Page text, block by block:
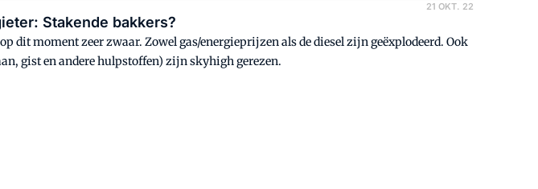
21 OKT. 22
Stakende bakkers?
dit moment zeer zwaar. Zowel gas/energieprijzen als de diesel zijn geëxplodeerd. Ook
gist en andere hulpstoffen) zijn skyhigh gerezen.